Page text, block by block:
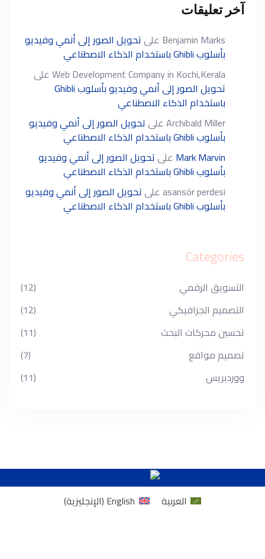
آخر تعليقات
Benjamin Marks علىتحويل الصور إلى أنمي وفيديو
بأسلوب Ghibli باستخدام الذكاء الاصطناعي
Web Development Company in Kochi,Keralaعلى
تحويل الصور إلى أنمي وفيديو بأسلوب Ghibli
باستخدام الذكاء الاصطناعي
Archibald Millerعلىتحويل الصور إلى أنمي وفيديو
بأسلوب Ghibli باستخدام الذكاء الاصطناعي
Mark Marvin علىتحويل الصور إلى أنمي وفيديو
بأسلوب Ghibli باستخدام الذكاء الاصطناعي
asansör perdesiعلىتحويل الصور إلى أنمي وفيديو
بأسلوب Ghibli باستخدام الذكاء الاصطناعي
Categories
التسويق الرقمي
(12)
التصميم الجرافيكي
(12)
تحسين محركات البحث
(11)
تصميم مواقع
(7)
ووردبريس
(11)
العربية English
(الإنجليزية)